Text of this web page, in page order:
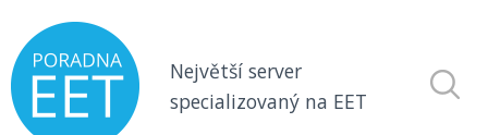
Největší server
specializovaný na EET